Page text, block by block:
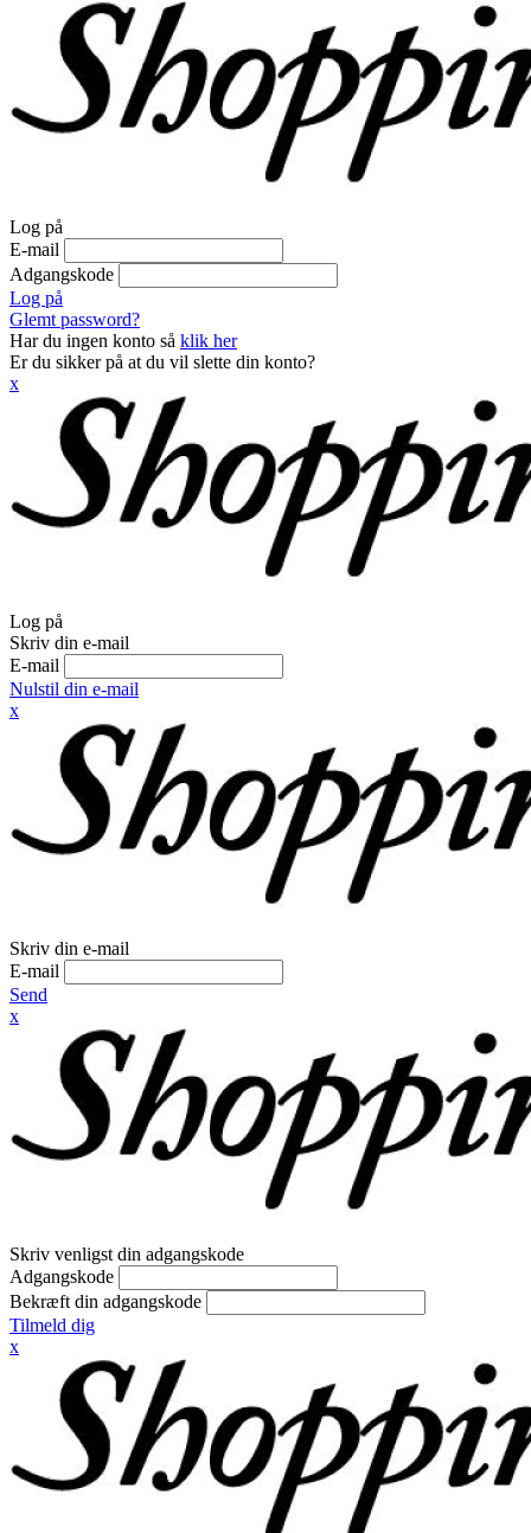
Log på
E-mail
Adgangskode
Log på
Glemt password?
Har du ingen konto så klik her
Er du sikker på at du vil slette din konto?
x
Log på
Skriv din e-mail
E-mail
Nulstil din e-mail
x
Skriv din e-mail
E-mail
Send
x
Skriv venligst din adgangskode
Adgangskode
Bekræft din adgangskode
Tilmeld dig
x